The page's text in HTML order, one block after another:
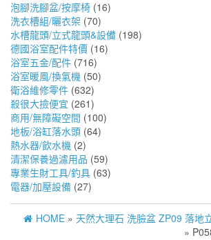
泡腳洗腳盆/按摩椅 (16)
洗衣槽組/曬衣架 (70)
水槽龍頭/立式龍頭&設備 (198)
德國浴室配件特價 (16)
浴室五金/配件 (716)
浴室暖風/換氣機 (50)
衛浴維修零件 (632)
殺很大撿便宜 (261)
商用/無障礙空間 (100)
地板/浴缸落水頭 (64)
熱水器/飲水機 (2)
清潔保養過濾用品 (59)
專業生財工具/釣具 (63)
電器/加壓設備 (27)
HOME » 天然大理石 洗臉盆 ZP09 落地
»